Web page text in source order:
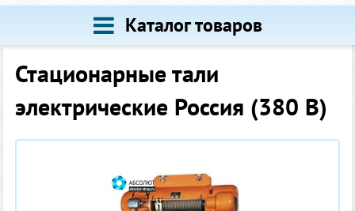
Каталог товаров
Стационарные тали
электрические Россия (380 В)